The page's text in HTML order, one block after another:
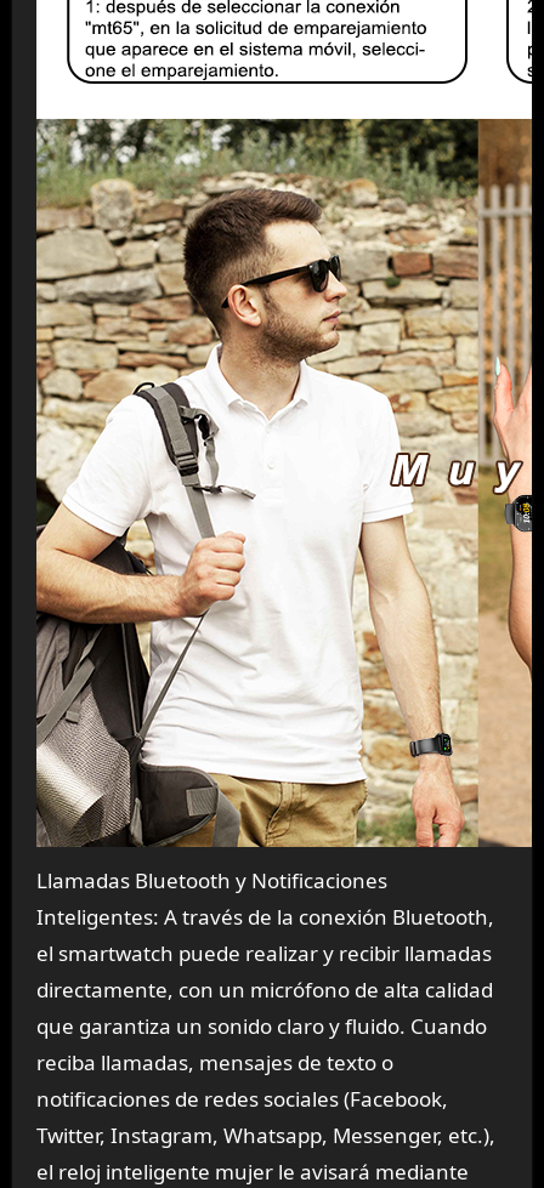
Llamadas Bluetooth y Notificaciones
Inteligentes: A través de la conexión Bluetooth,
el smartwatch puede realizar y recibir llamadas
directamente, con un micrófono de alta calidad
que garantiza un sonido claro y fluido. Cuando
reciba llamadas, mensajes de texto o
notificaciones de redes sociales (Facebook,
Twitter, Instagram, Whatsapp, Messenger, etc.),
el reloj inteligente mujer le avisará mediante